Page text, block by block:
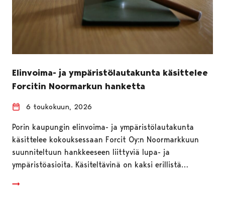
Elinvoima- ja ympäristölautakunta käsittelee
Forcitin Noormarkun hanketta
6 toukokuun, 2026
Porin kaupungin elinvoima- ja ympäristölautakunta
käsittelee kokouksessaan Forcit Oy:n Noormarkkuun
suunniteltuun hankkeeseen liittyviä lupa- ja
ympäristöasioita. Käsiteltävinä on kaksi erillistä…